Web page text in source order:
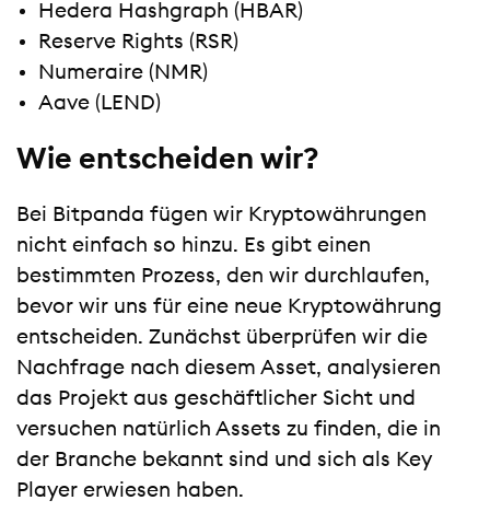
Hedera Hashgraph (HBAR)
Reserve Rights (RSR)
Numeraire (NMR)
Aave (LEND)
Wie entscheiden wir?
Bei Bitpanda fügen wir Kryptowährungen
nicht einfach so hinzu. Es gibt einen
bestimmten Prozess, den wir durchlaufen,
bevor wir uns für eine neue Kryptowährung
entscheiden. Zunächst überprüfen wir die
Nachfrage nach diesem Asset, analysieren
das Projekt aus geschäftlicher Sicht und
versuchen natürlich Assets zu finden, die in
der Branche bekannt sind und sich als Key
Player erwiesen haben.